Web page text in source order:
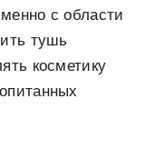
с области
тушь
косметику